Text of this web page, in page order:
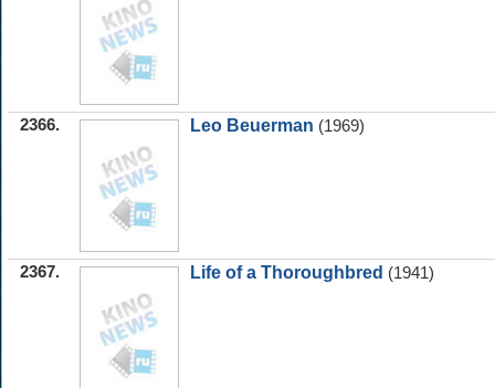
2366. Leo Beuerman (1969)
2367. Life of a Thoroughbred (1941)